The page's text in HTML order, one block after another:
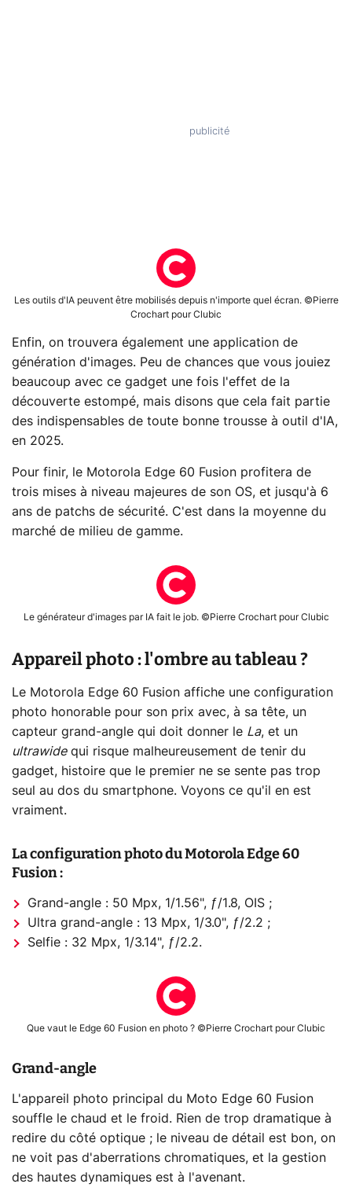
Les outils d'IA peuvent être mobilisés depuis n'importe quel écran. ©Pierre
Crochart pour Clubic
Enfin, on trouvera également une application de
génération d'images. Peu de chances que vous jouiez
beaucoup avec ce gadget une fois l'effet de la
découverte estompé, mais disons que cela fait partie
des indispensables de toute bonne trousse à outil d'IA,
en 2025.
Pour finir, le Motorola Edge 60 Fusion profitera de
trois mises à niveau majeures de son OS, et jusqu'à 6
ans de patchs de sécurité. C'est dans la moyenne du
marché de milieu de gamme.
Le générateur d'images par IA fait le job. ©Pierre Crochart pour Clubic
Appareil photo : l'ombre au tableau ?
Le Motorola Edge 60 Fusion affiche une configuration
photo honorable pour son prix avec, à sa tête, un
capteur grand-angle qui doit donner le La, et un
ultrawidequi risque malheureusement de tenir du
gadget, histoire que le premier ne se sente pas trop
seul au dos du smartphone. Voyons ce qu'il en est
vraiment.
La configuration photo du Motorola Edge 60
Fusion :
Grand-angle : 50 Mpx, 1/1.56", ƒ/1.8, OIS ;
Ultra grand-angle : 13 Mpx, 1/3.0", ƒ/2.2 ;
Selfie : 32 Mpx, 1/3.14", ƒ/2.2.
Que vaut le Edge 60 Fusion en photo ? ©Pierre Crochart pour Clubic
Grand-angle
L'appareil photo principal du Moto Edge 60 Fusion
souffle le chaud et le froid. Rien de trop dramatique à
redire du côté optique ; le niveau de détail est bon, on
ne voit pas d'aberrations chromatiques, et la gestion
des hautes dynamiques est à l'avenant.